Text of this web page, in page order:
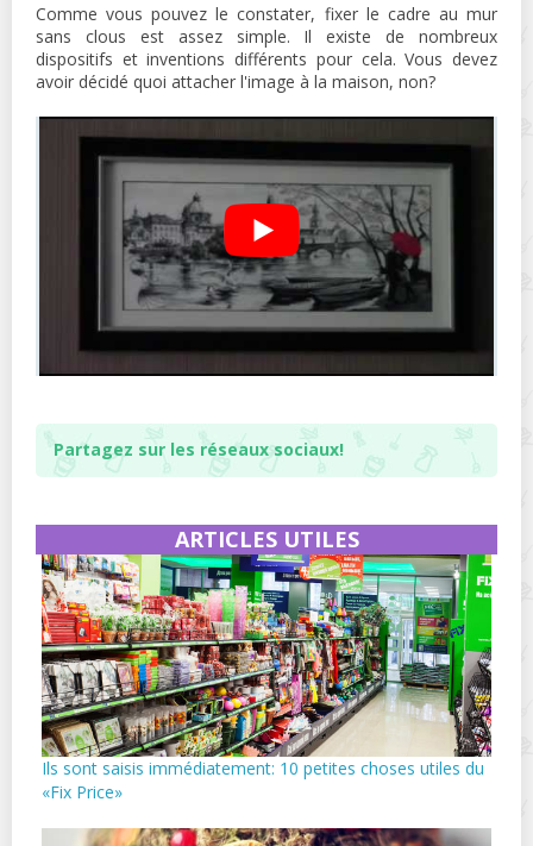
Comme vous pouvez le constater, fixer le cadre au mur
sans clous est assez simple. Il existe de nombreux
dispositifs et inventions différents pour cela. Vous devez
avoir décidé quoi attacher l'image à la maison, non?
Partagez sur les réseaux sociaux!
ARTICLES UTILES
Ils sont saisis immédiatement: 10 petites choses utiles du
«Fix Price»